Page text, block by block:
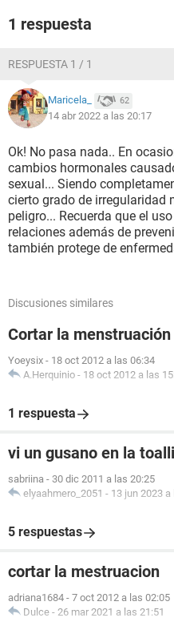
1 respuesta
RESPUESTA 1 / 1
Maricela_ 62
14 abr 2022 a las 20:17
Ok! No pasa nada.. En
cambios hormonales
sexual... Siendo
cierto grado de irregularidad
peligro... Recuerda que el
relaciones además de
también protege de
Discusiones similares
Cortar la menstruación
Yoeysix - 18 oct 2012 a las 06:34
A.Herquinio - 18 oct 2012 a las
1 respuesta
vi un gusano en la
sabriina - 30 dic 2011 a las 20:25
elyaahmero_2051 - 13 jun 2023 a
5 respuestas
cortar la mestruacion
adriana1684 - 7 oct 2012 a las 02:05
Dulce - 26 mar 2021 a las 21:51